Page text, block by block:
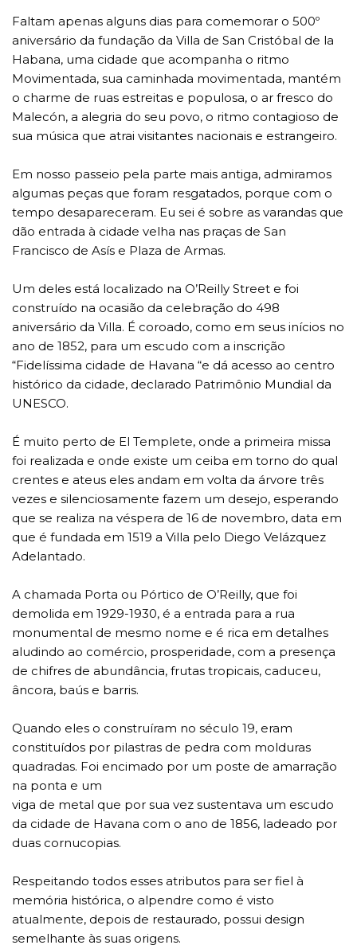
Faltam apenas alguns dias para comemorar o 500º
aniversário da fundação da Villa de San Cristóbal de la
Habana, uma cidade que acompanha o ritmo
Movimentada, sua caminhada movimentada, mantém
o charme de ruas estreitas e populosa, o ar fresco do
Malecón, a alegria do seu povo, o ritmo contagioso de
sua música que atrai visitantes nacionais e estrangeiro.
Em nosso passeio pela parte mais antiga, admiramos
algumas peças que foram resgatados, porque com o
tempo desapareceram. Eu sei é sobre as varandas que
dão entrada à cidade velha nas praças de San
Francisco de Asís e Plaza de Armas.
Um deles está localizado na O’Reilly Street e foi
construído na ocasião da celebração do 498
aniversário da Villa. É coroado, como em seus inícios no
ano de 1852, para um escudo com a inscrição
“Fidelíssima cidade de Havana “e dá acesso ao centro
histórico da cidade, declarado Patrimônio Mundial da
UNESCO.
É muito perto de El Templete, onde a primeira missa
foi realizada e onde existe um ceiba em torno do qual
crentes e ateus eles andam em volta da árvore três
vezes e silenciosamente fazem um desejo, esperando
que se realiza na véspera de 16 de novembro, data em
que é fundada em 1519 a Villa pelo Diego Velázquez
Adelantado.
A chamada Porta ou Pórtico de O’Reilly, que foi
demolida em 1929-1930, é a entrada para a rua
monumental de mesmo nome e é rica em detalhes
aludindo ao comércio, prosperidade, com a presença
de chifres de abundância, frutas tropicais, caduceu,
âncora, baús e barris.
Quando eles o construíram no século 19, eram
constituídos por pilastras de pedra com molduras
quadradas. Foi encimado por um poste de amarração
na ponta e um
viga de metal que por sua vez sustentava um escudo
da cidade de Havana com o ano de 1856, ladeado por
duas cornucopias.
Respeitando todos esses atributos para ser fiel à
memória histórica, o alpendre como é visto
atualmente, depois de restaurado, possui design
semelhante às suas origens.